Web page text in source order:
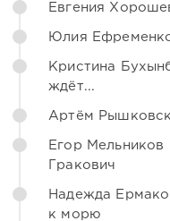
Евгения
Юлия
Кристина
ждёт...
Артём
Егор Мельников
Гракович
Надежда
к морю